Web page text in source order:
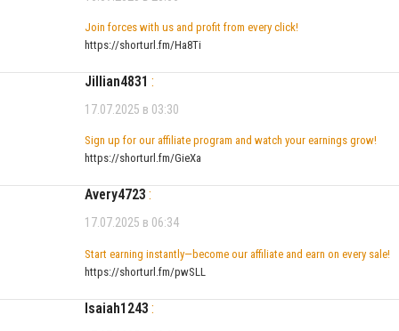
Join forces with us and profit from every click!
https://shorturl.fm/Ha8Ti
Jillian4831 :
17.07.2025 в 03:30
Sign up for our affiliate program and watch your earnings grow!
https://shorturl.fm/GieXa
Avery4723 :
17.07.2025 в 06:34
Start earning instantly—become our affiliate and earn on every sale!
https://shorturl.fm/pwSLL
Isaiah1243 :